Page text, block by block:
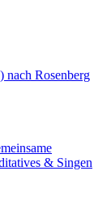
Rosenberg
& Singen